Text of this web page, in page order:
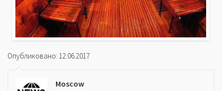
Опубликовано: 12.06.2017
Moscow